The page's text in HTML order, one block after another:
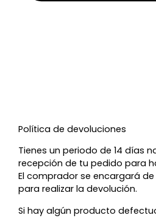
Política de devoluciones
Tienes un periodo de 14 días
recepción de tu pedido para
El comprador se encargará
para realizar la devolución.
Si hay algún producto